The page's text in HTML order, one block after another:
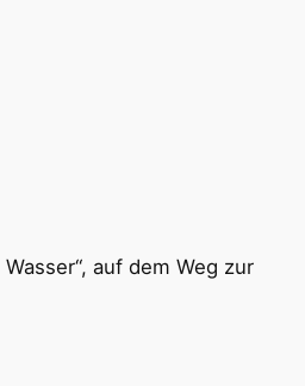
auf dem Weg zur